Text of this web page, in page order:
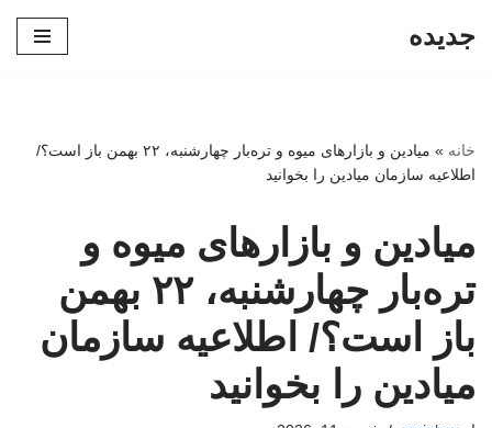
جدیده
خانه »
میادین و بازارهای میوه و تره‌بار چهارشنبه، ۲۲ بهمن باز است؟/
اطلاعیه سازمان میادین را بخوانید
میادین و بازارهای میوه و
تره‌بار چهارشنبه، ۲۲ بهمن
باز است؟/ اطلاعیه سازمان
میادین را بخوانید